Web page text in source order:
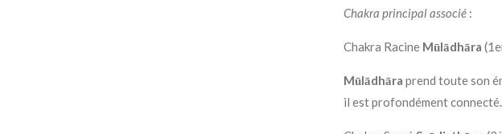
Chakra principal associé :
Chakra Racine Mūlādhāra
Mūlādhāra prend toute son
il est profondément connecté.